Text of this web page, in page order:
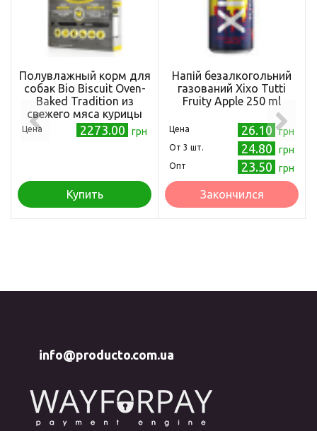
Полувлажный корм для
собак Bio Biscuit Oven-
Baked Tradition из
свежего мяса курицы
2.27 кг (669066990115)
Цена 2273.00 грн
Купить
Напій безалкогольний
газований Xixo Tutti
Fruity Apple 250 ml
Цена 26.10 грн
Oт 3 шт. 24.80 грн
Опт 23.50 грн
Закончился
info@producto.com.ua